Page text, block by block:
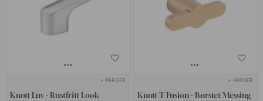
+ FARGER
Knott Luv - Rustfritt Look
+ FARGER
Knott T Fusion - Børstet Messing